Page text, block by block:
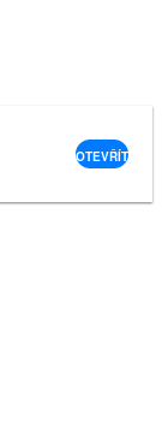
OTEVŘÍT